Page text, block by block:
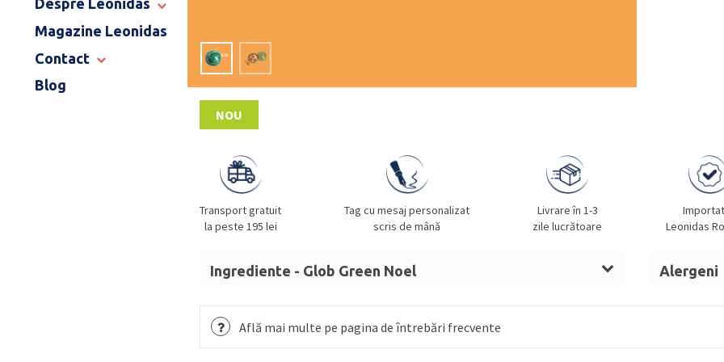
END OF SCHOOL
Despre Leonidas
POVESTEA LEONIDAS
CATALOG PAȘTE 2026
Magazine Leonidas
Contact
MAGAZINE LEONIDAS
Blog
NOU
Transport gratuit
la peste 195 lei
Tag cu mesaj personalizat
scris de mână
Livrare în 1-3
zile lucrătoare
Leonidas
Ingrediente - Glob Green Noel
DE PĂDURE, SMÂNTÂNĂ, sirop de glucoză,UNT
Alergeni
Află mai multe pe pagina de întrebări frecvente